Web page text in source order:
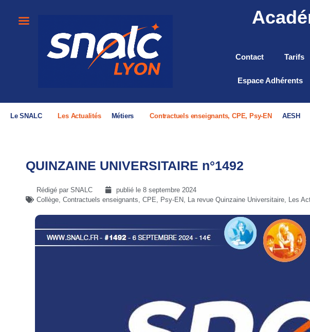
Contact Tarifs
Espace Adhérents
Le SNALC Les Actualités Métiers Contractuels enseignants, CPE, Psy-EN AESH
QUINZAINE UNIVERSITAIRE n°1492
Rédigé par SNALC publié le 8 septembre 2024
Collège, Contractuels enseignants, CPE, Psy-EN, La revue Quinzaine Universitaire, Les